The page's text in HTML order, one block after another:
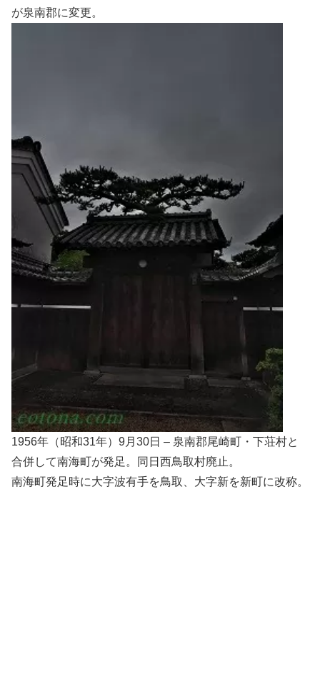
が泉南郡に変更。
1956年（昭和31年）9月30日 – 泉南郡尾崎町・下荘村と
合併して南海町が発足。同日西鳥取村廃止。
南海町発足時に大字波有手を鳥取、大字新を新町に改称。